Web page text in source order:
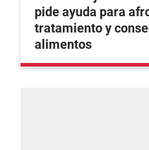
pide ayuda para
tratamiento y
alimentos